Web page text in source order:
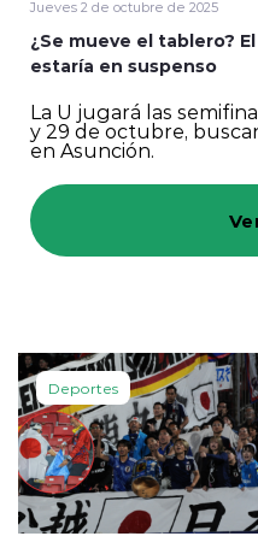
Programación
modo claro
Jueves 2 de octubre de 2025
¿Se mueve el tablero?
estaría en suspenso
La U jugará las
y 29 de octubre,
en Asunción.
Deportes